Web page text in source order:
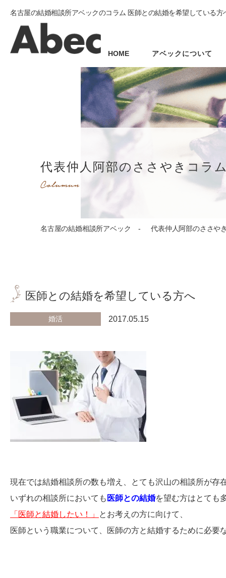
名古屋の結婚相談所アベックのコラム 医師との結婚を希望している方
HOME アベックについて
代表仲人阿部のささやきコラ
名古屋の結婚相談所アベック 代表仲人阿部のささや
医師との結婚を希望している方へ
婚活 2017.05.15
現在では結婚相談所の数も増え、とても沢山の相談所が存
いずれの相談所においても 医師との結婚を望む方はとても
「医師と結婚したい！」
とお考えの方に向けて、
医師という職業について、医師の方と結婚するために必要